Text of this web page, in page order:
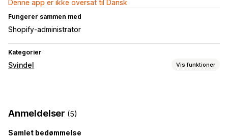
Denne app er ikke oversat til Dansk
Fungerer sammen med
Shopify-administrator
Kategorier
Svindel Vis funktioner
Validering af ordre
AI-drevet registrering
Anmeldelser (5)
Samlet bedømmelse